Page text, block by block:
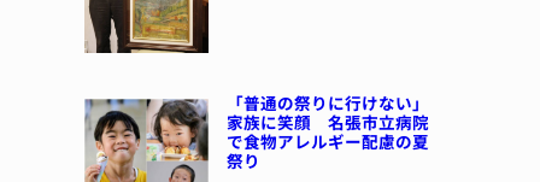
「普通の祭りに行けない」
家族に笑顔 名張市立病院
で食物アレルギー配慮の夏
祭り